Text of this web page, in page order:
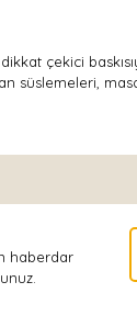
dikkat çekici
süslemeleri,
haberdar